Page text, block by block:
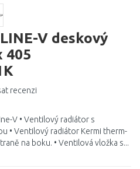
V deskový
405
recenzi
V • Ventilový radiátor s
• Ventilový radiátor Kermi therm-
na boku. • Ventilová vložka s...